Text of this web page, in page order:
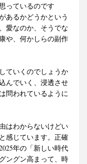
っているのです
あるかどうかという
愛なのか、そうでな
や、何かしらの副作
ていくのでしょうか
んでいく、浸透させ
問われているように
はわからないけどい
感じています。正確
年の「新しい時代
ングン高まって、時